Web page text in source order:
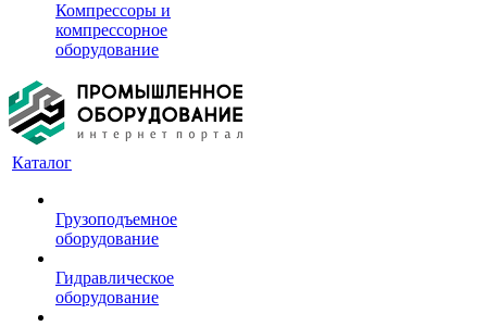
Компрессоры и
компрессорное
оборудование
Каталог
Грузоподъемное
оборудование
Гидравлическое
оборудование